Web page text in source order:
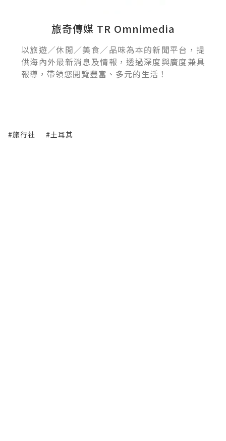
旅奇傳媒 TR Omnimedia
以旅遊／休閒／美食／品味為本的新聞平台，提
供海內外最新消息及情報，透過深度與廣度兼具
報導，帶領您閱覽豐富、多元的生活！
#旅行社 #土耳其